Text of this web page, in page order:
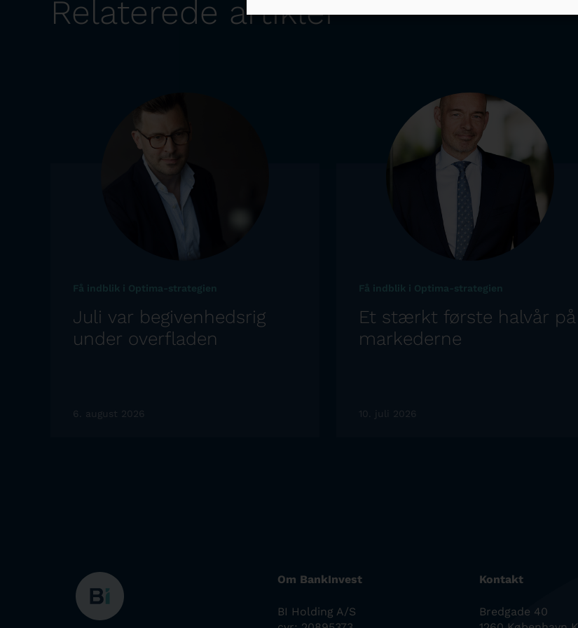
Relaterede artikler
Få indblik i Optima-strategien
Juli var begivenhedsrig
under overfladen
6. august 2026
Få indblik i Optima-strategien
Et stærkt første halvår på
markederne
10. juli 2026
Om BankInvest
BI Holding A/S
Kontakt
Bredgade 40